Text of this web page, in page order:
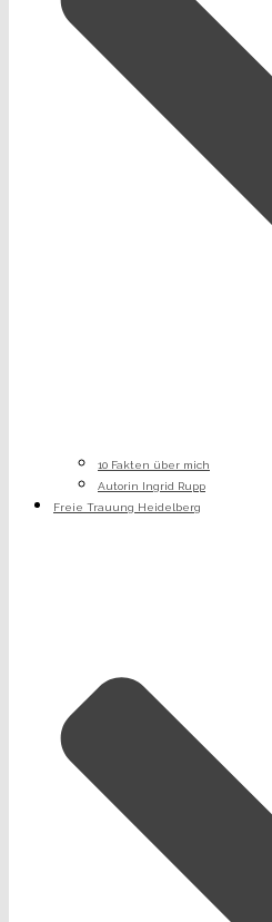
10 Fakten über mich
Autorin Ingrid Rupp
Freie Trauung Heidelberg